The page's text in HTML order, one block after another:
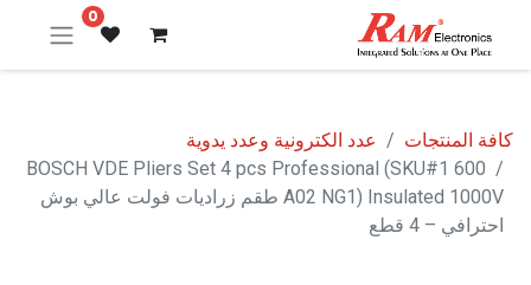
0
كافة المنتجات
عدد الكترونية وعدد يدوية
BOSCH VDE Pliers Set 4 pcs Professional (SKU#1 600
A02 NG1) Insulated 1000V طقم زراديات فولت عالي بوش
احترافي – 4 قطع